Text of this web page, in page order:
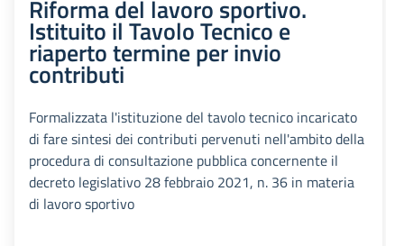
Riforma del lavoro sportivo.
Istituito il Tavolo Tecnico e
riaperto termine per invio
contributi
Formalizzata l'istituzione del tavolo tecnico incaricato
di fare sintesi dei contributi pervenuti nell'ambito della
procedura di consultazione pubblica concernente il
decreto legislativo 28 febbraio 2021, n. 36 in materia
di lavoro sportivo